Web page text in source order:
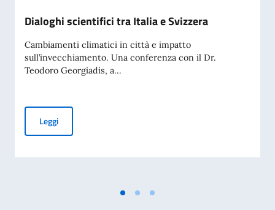
Dialoghi scientifici tra Italia e Svizzera
Cambiamenti climatici in città e impatto
sull’invecchiamento. Una conferenza con il Dr.
Teodoro Georgiadis, a...
LeggiDialoghi scientifici tra Italia e Svizzera